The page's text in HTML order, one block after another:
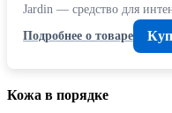
Jardin — средство для
Подробнее о товаре
Кожа в порядке